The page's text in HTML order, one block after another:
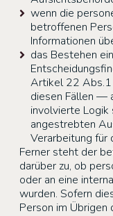
wenn die
betroffenen
Informationen
das Bestehen
Artikel 22 Abs.1
diesen Fällen —
involvierte
angestrebten
Verarbeitung für
Ferner steht der
darüber zu, ob
oder an eine
wurden. Sofern
Person im Übrigen